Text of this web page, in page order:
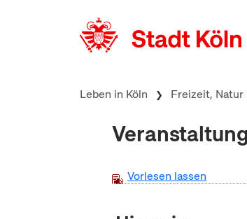
Leben in Köln Freizeit, Natur
Vorlesen lassen